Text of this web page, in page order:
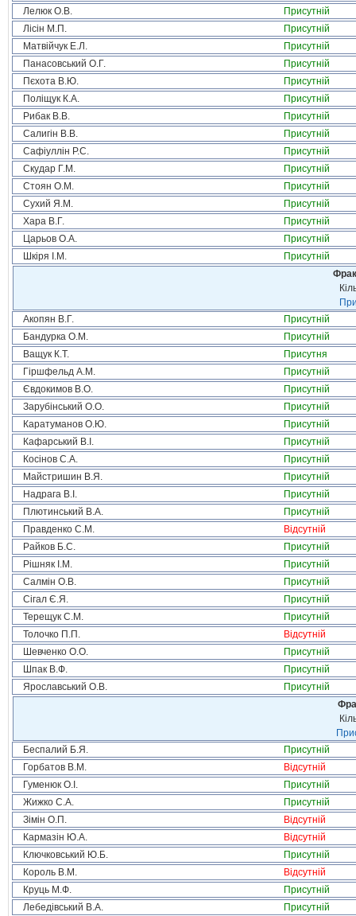
Лелюк О.В.
Присутній
Лісін М.П.
Присутній
Матвійчук Е.Л.
Присутній
Панасовський О.Г.
Присутній
Пєхота В.Ю.
Присутній
Поліщук К.А.
Присутній
Рибак В.В.
Присутній
Салигін В.В.
Присутній
Сафіуллін Р.С.
Присутній
Скудар Г.М.
Присутній
Стоян О.М.
Присутній
Сухий Я.М.
Присутній
Хара В.Г.
Присутній
Царьов О.А.
Присутній
Шкіря І.М.
Присутній
Акопян В.Г.
Присутній
Бандурка О.М.
Присутній
Ващук К.Т.
Присутня
Гіршфельд А.М.
Присутній
Євдокимов В.О.
Присутній
Зарубінський О.О.
Присутній
Каратуманов О.Ю.
Присутній
Кафарський В.І.
Присутній
Косінов С.А.
Присутній
Майстришин В.Я.
Присутній
Надрага В.І.
Присутній
Плютинський В.А.
Присутній
Правденко С.М.
Відсутній
Райков Б.С.
Присутній
Рішняк І.М.
Присутній
Салмін О.В.
Присутній
Сігал Є.Я.
Присутній
Терещук С.М.
Присутній
Толочко П.П.
Відсутній
Шевченко О.О.
Присутній
Шпак В.Ф.
Присутній
Ярославський О.В.
Присутній
Беспалий Б.Я.
Присутній
Горбатов В.М.
Відсутній
Гуменюк О.І.
Присутній
Жижко С.А.
Присутній
Зімін О.П.
Відсутній
Кармазін Ю.А.
Відсутній
Ключковський Ю.Б.
Присутній
Король В.М.
Відсутній
Круць М.Ф.
Присутній
Лебедівський В.А.
Присутній